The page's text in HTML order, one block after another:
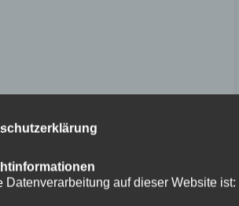
auf dieser Website ist: